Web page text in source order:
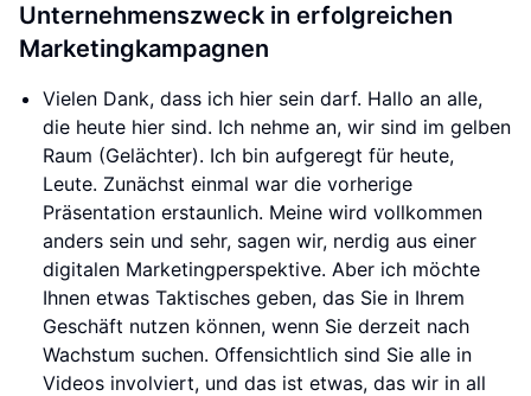
Unternehmenszweck in erfolgreichen
Marketingkampagnen
Vielen Dank, dass ich hier sein darf. Hallo an alle,
die heute hier sind. Ich nehme an, wir sind im gelben
Raum (Gelächter). Ich bin aufgeregt für heute,
Leute. Zunächst einmal war die vorherige
Präsentation erstaunlich. Meine wird vollkommen
anders sein und sehr, sagen wir, nerdig aus einer
digitalen Marketingperspektive. Aber ich möchte
Ihnen etwas Taktisches geben, das Sie in Ihrem
Geschäft nutzen können, wenn Sie derzeit nach
Wachstum suchen. Offensichtlich sind Sie alle in
Videos involviert, und das ist etwas, das wir in all